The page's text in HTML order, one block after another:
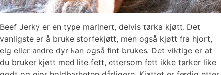
Beef Jerky er en type marinert, delvis tørka kjøtt. Det
vanligste er å bruke storfekjøtt, men også kjøtt fra hjort,
elg eller andre dyr kan også fint brukes. Det viktige er at
du bruker kjøtt med lite fett, ettersom fett ikke tørker like